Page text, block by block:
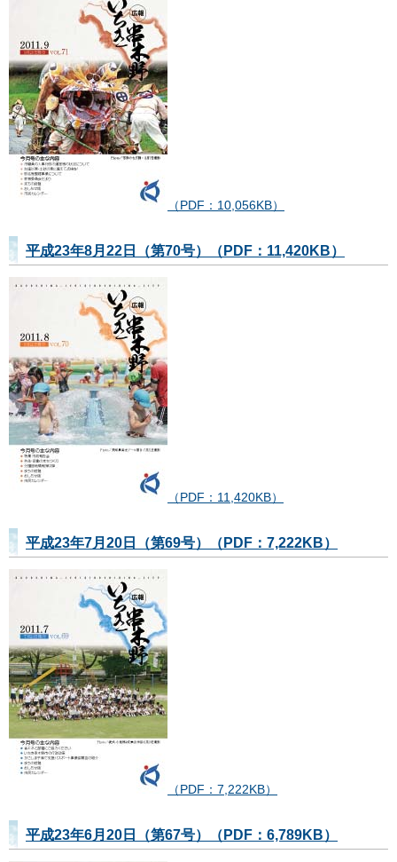
（PDF：10,056KB）
平成23年8月22日（第70号）（PDF：11,420KB）
（PDF：11,420KB）
平成23年7月20日（第69号）（PDF：7,222KB）
（PDF：7,222KB）
平成23年6月20日（第67号）（PDF：6,789KB）